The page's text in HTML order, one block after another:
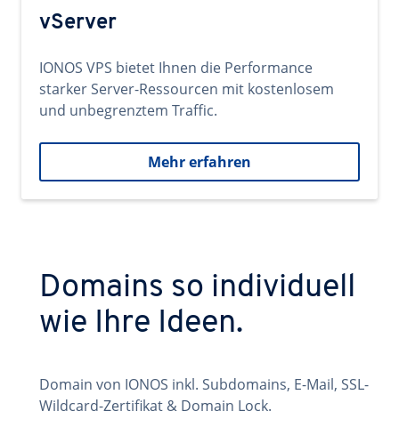
vServer
IONOS VPS bietet Ihnen die Performance
starker Server-Ressourcen mit kostenlosem
und unbegrenztem Traffic.
Mehr erfahren
Domains so individuell
wie Ihre Ideen.
Domain von IONOS inkl. Subdomains, E-Mail, SSL-
Wildcard-Zertifikat & Domain Lock.